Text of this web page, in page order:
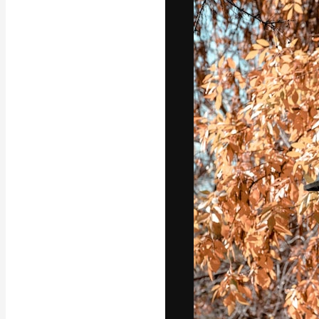
La piattaforma
migliori lavori.
creativi,
Italiano
Copyright ©